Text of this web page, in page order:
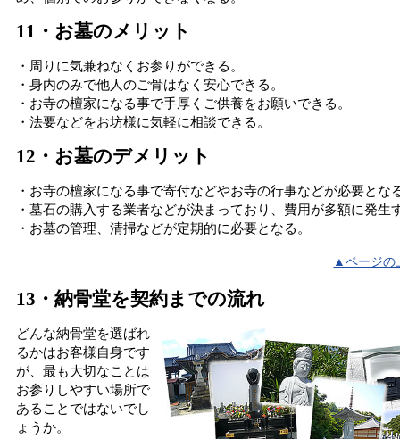
11・お墓のメリット
・周りに気兼ねなくお参りができる。
・身内のみで他人のご骨はなく安心できる。
・お寺の檀家になる事で手厚くご供養をお願いできる。
・法要などをお坊様に気軽に相談できる。
12・お墓のデメリット
・お寺の檀家になる事で寄付などやお寺の行事などが必要とな
・墓石の購入する業者などが決まっており、費用が多額に発生
・お墓の管理、清掃などが定期的に必要となる。
▲ページの
13・納骨堂を契約までの流れ
どんな納骨堂を選ばれ
るかはお客様自身です
が、最も大切なことは
お参りしやすい場所で
あることではないでし
ょうか。